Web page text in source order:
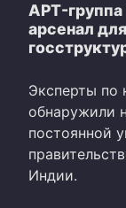
APT-
арсенал
Эксперты по
обнаружили
постоянной
Индии.